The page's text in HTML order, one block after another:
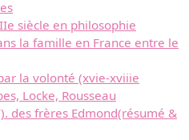
siècle en philosophie
la famille en France entre le
la volonté (xvie-xviiie
Locke, Rousseau
des frères Edmond(résumé &